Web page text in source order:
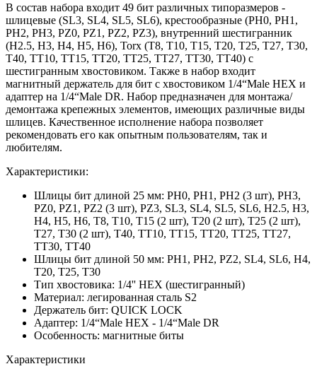
В состав набора входит 49 бит различных типоразмеров -
шлицевые (SL3, SL4, SL5, SL6), крестообразные (PH0, PH1,
PH2, PH3, PZ0, PZ1, PZ2, PZ3), внутренний шестигранник
(H2.5, H3, H4, H5, H6), Torx (T8, T10, T15, T20, T25, T27, T30,
T40, TT10, TT15, TT20, TT25, TT27, TT30, TT40) с
шестигранным хвостовиком. Также в набор входит
магнитный держатель для бит с хвостовиком 1/4“Male HEX и
адаптер на 1/4“Male DR. Набор предназначен для монтажа/
демонтажа крепежных элементов, имеющих различные виды
шлицев. Качественное исполнение набора позволяет
рекомендовать его как опытным пользователям, так и
любителям.
Характеристики:
Шлицы бит длиной 25 мм: PH0, PH1, PH2 (3 шт), PН3,
PZ0, PZ1, PZ2 (3 шт), PZ3, SL3, SL4, SL5, SL6, Н2.5, Н3,
Н4, Н5, Н6, T8, T10, T15 (2 шт), T20 (2 шт), T25 (2 шт),
T27, T30 (2 шт), T40, TТ10, TТ15, TТ20, TТ25, TТ27,
TТ30, TТ40
Шлицы бит длиной 50 мм: PH1, PH2, PZ2, SL4, SL6, Н4,
T20, T25, T30
Тип хвостовика: 1/4'' HEX (шестигранный)
Материал: легированная сталь S2
Держатель бит: QUICK LOCK
Адаптер: 1/4“Male HEX - 1/4“Male DR
Особенность: магнитные биты
Характеристики